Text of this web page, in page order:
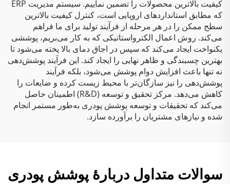
کیفیت بالاترین محصولات را تضمین نماییم. سیستم مدیریت ERP
که مطابق استانداردهای اروپایی است، کنترل کیفیت بالاترین
سطح ممکن را در هر مرحله از فرآیند تولید برای ما فراهم
می‌کند. روش اعمال الکترواستاتیکی که به کار می‌بریم، پوششی
یکنواخت ایجاد می‌کند که سپس در اجاق دمای بالا پخته می‌شود تا
بهترین چسبندگی و ظاهر نهایی را ایجاد کند. این فرآیند پوشش‌دهی
نه تنها باعث افزایش دوام پوشش می‌شود، بلکه فرآیند
پوشش‌دهی را نیز سازگان‌تر با محیط زیست کرده و ضایعات را
کاهش می‌دهد. مرکز تحقیق و توسعه (R&D) اطمینان حاصل
می‌کند که تحقیقات و توسعه پوشش پودری به‌طور مستمر انجام
شده و نیازهای مشتریان را برآورده سازد.
سوالات متداول دربارهٔ پوشش پودری